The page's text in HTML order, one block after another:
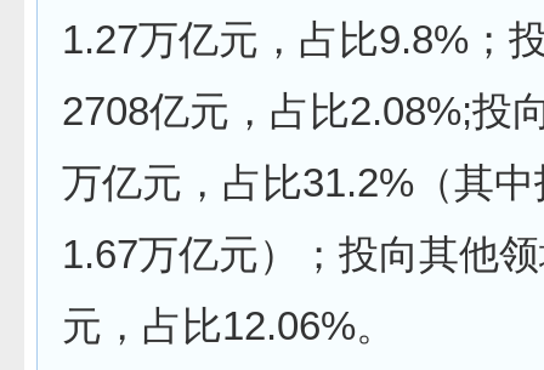
1.27万亿元，占比9.8%；
2708亿元，占比2.08%;投
万亿元，占比31.2%（其
1.67万亿元）；投向其他
元，占比12.06%。